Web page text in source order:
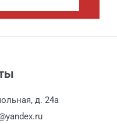
д. 24а